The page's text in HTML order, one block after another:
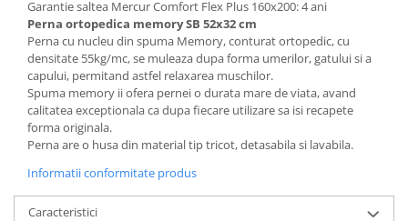
Garantie saltea Mercur Comfort Flex Plus 160x200: 4 ani
Perna ortopedica memory SB 52x32 cm
Perna cu nucleu din spuma Memory, conturat ortopedic, cu
densitate 55kg/mc, se muleaza dupa forma umerilor, gatului si a
capului, permitand astfel relaxarea muschilor.
Spuma memory ii ofera pernei o durata mare de viata, avand
calitatea exceptionala ca dupa fiecare utilizare sa isi recapete
forma originala.
Perna are o husa din material tip tricot, detasabila si lavabila.
Informatii conformitate produs
Caracteristici